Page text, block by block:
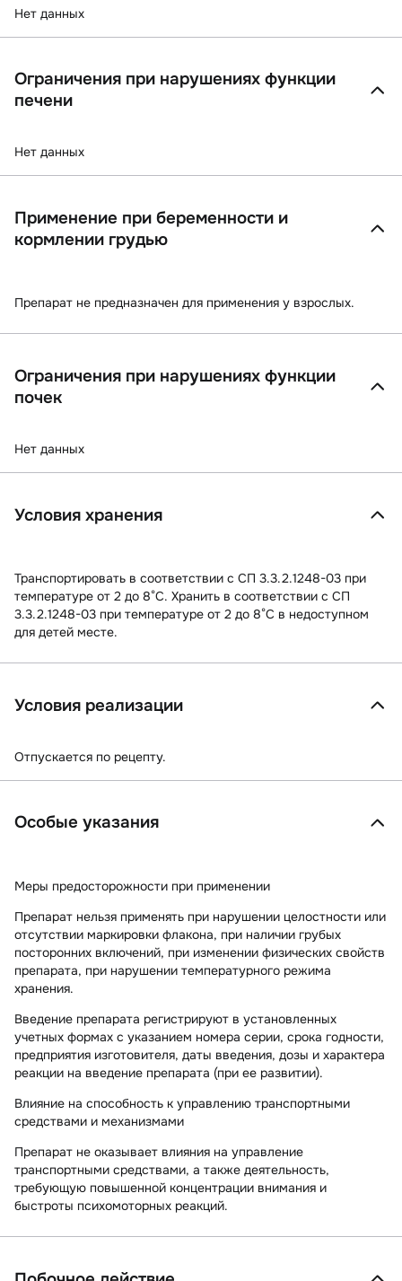
Нет данных
Ограничения при нарушениях функции
печени
Нет данных
Применение при беременности и
кормлении грудью
Препарат не предназначен для применения у взрослых.
Ограничения при нарушениях функции
почек
Нет данных
Условия хранения
Транспортировать в соответствии с СП 3.3.2.1248-03 при
температуре от 2 до 8°С. Хранить в соответствии с СП
3.3.2.1248-03 при температуре от 2 до 8°С в недоступном
для детей месте.
Условия реализации
Отпускается по рецепту.
Особые указания
Меры предосторожности при применении
Препарат нельзя применять при нарушении целостности или
отсутствии маркировки флакона, при наличии грубых
посторонних включений, при изменении физических свойств
препарата, при нарушении температурного режима
хранения.
Введение препарата регистрируют в установленных
учетных формах с указанием номера серии, срока годности,
предприятия изготовителя, даты введения, дозы и характера
реакции на введение препарата (при ее развитии).
Влияние на способность к управлению транспортными
средствами и механизмами
Препарат не оказывает влияния на управление
транспортными средствами, а также деятельность,
требующую повышенной концентрации внимания и
быстроты психомоторных реакций.